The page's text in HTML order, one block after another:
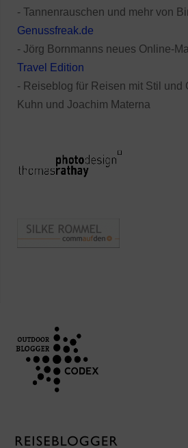
- Tannenrauschen und mehr von
Genussfreak.de
- Jörg Bornmanns neues Online-
Travel Edition
- Reiseblog für Reisen mit Stil und
Kuhn und Joachim Materna